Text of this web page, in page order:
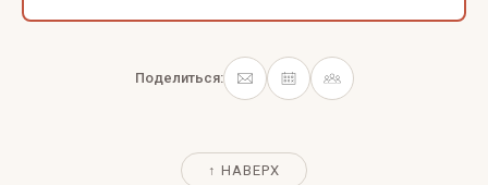
Поделиться:
↑ НАВЕРХ